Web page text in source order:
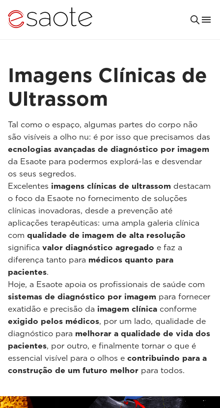
Imagens Clínicas de
Ultrassom
Tal como o espaço, algumas partes do corpo não
são visíveis a olho nu: é por isso que precisamos das
ecnologias avançadas de diagnóstico por imagem
da Esaote para podermos explorá-las e desvendar
os seus segredos.
Excelentes imagens clínicas de ultrassom destacam
o foco da Esaote no fornecimento de soluções
clínicas inovadoras, desde a prevenção até
aplicações terapêuticas: uma ampla galeria clínica
com qualidade de imagem de alta resolução
significa valor diagnóstico agregado e faz a
diferença tanto para médicos quanto para
pacientes.
Hoje, a Esaote apoia os profissionais de saúde com
sistemas de diagnóstico por imagem para fornecer
exatidão e precisão da imagem clínica conforme
exigido pelos médicos, por um lado, qualidade de
diagnóstico para melhorar a qualidade de vida dos
pacientes, por outro, e finalmente tornar o que é
essencial visível para o olhos e contribuindo para a
construção de um futuro melhor para todos.